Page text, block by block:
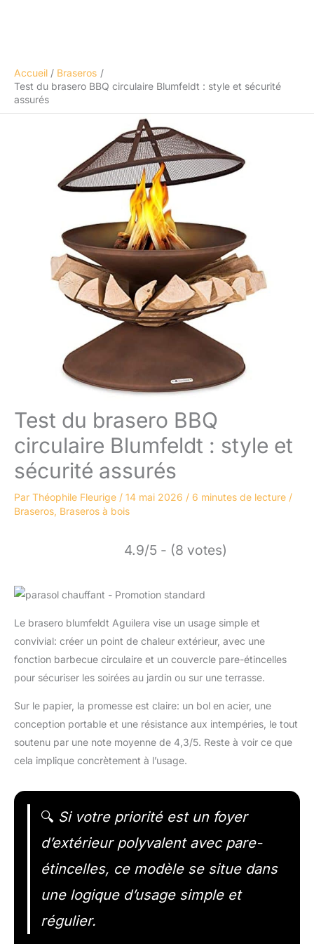
Accueil
Braseros
Test du brasero BBQ circulaire Blumfeldt : style et sécurité
assurés
Test du brasero BBQ
circulaire Blumfeldt : style et
sécurité assurés
Par Théophile Fleurige / 14 mai 2026 / 6 minutes de lecture /
Braseros, Braseros à bois
4.9/5 - (8 votes)
Le brasero blumfeldt Aguilera vise un usage simple et
convivial: créer un point de chaleur extérieur, avec une
fonction barbecue circulaire et un couvercle pare-étincelles
pour sécuriser les soirées au jardin ou sur une terrasse.
Sur le papier, la promesse est claire: un bol en acier, une
conception portable et une résistance aux intempéries, le tout
soutenu par une note moyenne de 4,3/5. Reste à voir ce que
cela implique concrètement à l’usage.
🔍 Si votre priorité est un foyer
d’extérieur polyvalent avec pare-
étincelles, ce modèle se situe dans
une logique d’usage simple et
régulier.